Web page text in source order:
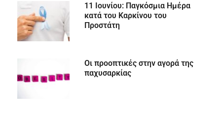
11 Ιουνίου: Παγκόσμια Ημέρα
κατά του Καρκίνου του
Προστάτη
Οι προοπτικές στην αγορά της
παχυσαρκίας